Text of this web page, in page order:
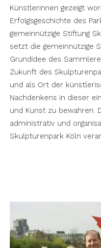
Künstlerinnen gezeigt
Erfolgsgeschichte des
gemeinnützige Stiftung
setzt die gemeinnützige
Grundidee des
Zukunft des
und als Ort der
Nachdenkens in dieser
und Kunst zu bewahren.
administrativ und
Skulpturenpark Köln